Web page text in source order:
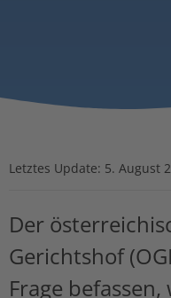
Letztes Update: 5. August
Der
Gerichtshof
Frage